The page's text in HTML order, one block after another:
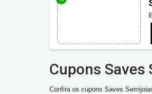
Cupons Saves
Confira os cupons Saves